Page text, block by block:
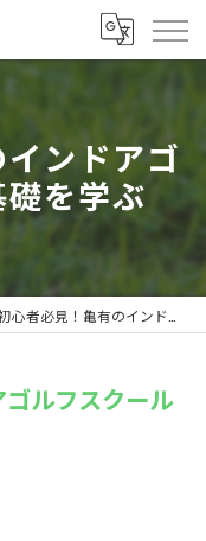
ンドアゴ
を学ぶ
心者必見！亀有のインドアゴルフスクールで基礎を学ぶ
ルフスクール